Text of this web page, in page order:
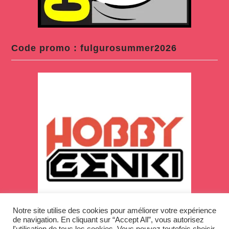
Code promo : fulgurosummer2026
Notre site utilise des cookies pour améliorer votre expérience
de navigation. En cliquant sur “Accept All”, vous autorisez